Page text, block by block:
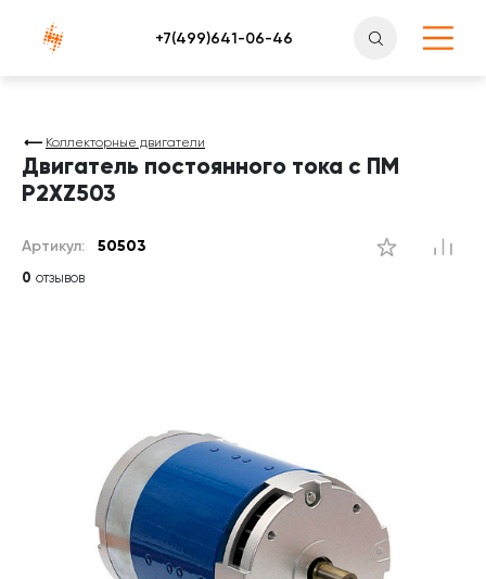
Атлантснаб
Коллекторные двигатели
Двигатель постоянного тока с ПМ
P2XZ503
Артикул: 50503